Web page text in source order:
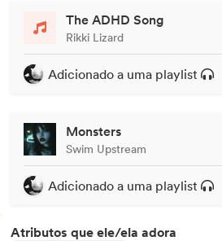
The ADHD Song
Rikki Lizard
Adicionado a uma playlist
Monsters
Swim Upstream
Adicionado a uma playlist
Atributos que ele/ela adora